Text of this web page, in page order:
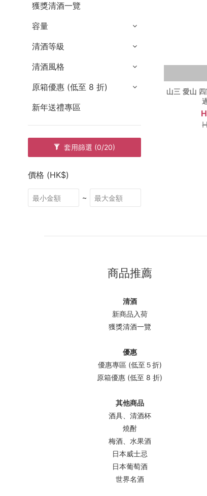
獲獎清酒一覽
容量
清酒等級
清酒風格
原箱優惠 (低至 8 折)
新年送禮專區
套用篩選 (0/20)
價格 (HK$)
~
山三 愛山
商品推薦
清酒
新商品入荷
獲獎清酒一覽
優惠
優惠專區 (低至５折)
原箱優惠 (低至 8 折)
其他商品
酒具、清酒杯
燒酎
梅酒、水果酒
日本威士忌
日本葡萄酒
世界名酒